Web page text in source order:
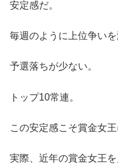
安定感だ。
毎週のように上位争いを
予選落ちが少ない。
トップ10常連。
この安定感こそ賞金女
実際、近年の賞金女王